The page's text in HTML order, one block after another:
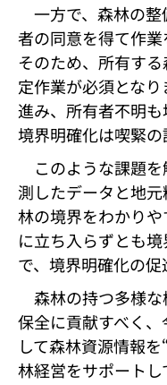
一方で、森林の
者の同意を得て作業
そのため、所有す
定作業が必須とな
進み、所有者不明
境界明確化は喫緊の
このような課題
測したデータと地
林の境界をわかり
に立ち入らずとも
で、境界明確化の促
森林の持つ多様
保全に貢献すべく
して森林資源情報
林経営をサポートし